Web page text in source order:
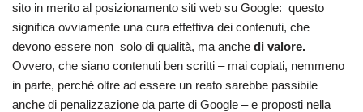
sito in merito al posizionamento siti web su Google: questo
significa ovviamente una cura effettiva dei contenuti, che
devono essere non solo di qualità, ma anche di valore.
Ovvero, che siano contenuti ben scritti – mai copiati, nemmeno
in parte, perché oltre ad essere un reato sarebbe passibile
anche di penalizzazione da parte di Google – e proposti nella